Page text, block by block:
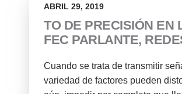
TO DE PRECISIÓN EN
FEC PARLANTE,
ABRIL 29, 2019
Cuando se trata de transmitir
variedad de factores pueden